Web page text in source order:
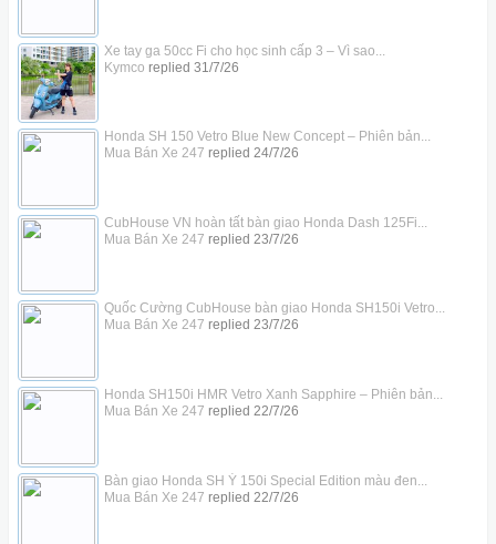
Xe tay ga 50cc Fi cho học sinh cấp 3 – Vì sao...
Kymco replied 31/7/26
Honda SH 150 Vetro Blue New Concept – Phiên bản...
Mua Bán Xe 247 replied 24/7/26
CubHouse VN hoàn tất bàn giao Honda Dash 125Fi...
Mua Bán Xe 247 replied 23/7/26
Quốc Cường CubHouse bàn giao Honda SH150i Vetro...
Mua Bán Xe 247 replied 23/7/26
Honda SH150i HMR Vetro Xanh Sapphire – Phiên bản...
Mua Bán Xe 247 replied 22/7/26
Bàn giao Honda SH Ý 150i Special Edition màu đen...
Mua Bán Xe 247 replied 22/7/26